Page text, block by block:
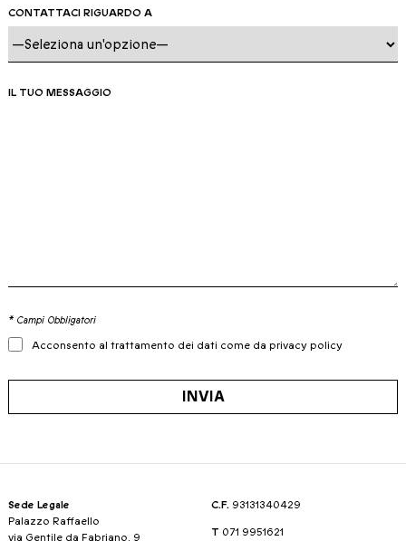
CONTATTACI RIGUARDO A
IL TUO MESSAGGIO
* Campi Obbligatori
Acconsento al trattamento dei dati come da privacy policy
INVIA
Sede Legale
Palazzo Raffaello
via Gentile da Fabriano, 9
C.F. 93131340429
T 071 9951621